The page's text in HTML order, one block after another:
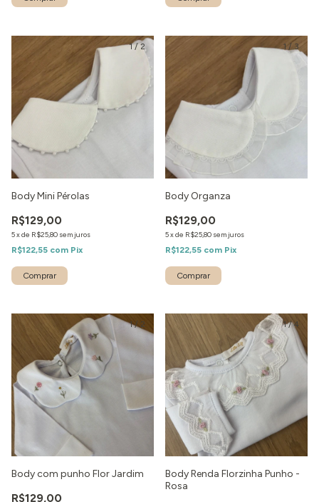
1/2
Body Mini Pérolas
R$129,00
5xde R$25,80 sem juros
R$122,55 com Pix
1 / 3
Body Organza
R$129,00
5xde R$25,80 sem juros
R$122,55 com Pix
1/ 2
Body com punho Flor Jardim
R$129,00
1/4
Body Renda Florzinha Punho -
Rosa